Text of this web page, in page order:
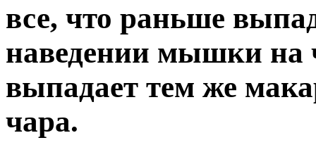
все, что раньше
наведении мышки на
выпадает тем же
чара.